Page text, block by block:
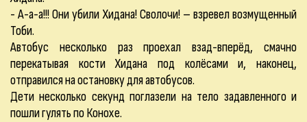
- А-а-а!!! Они убили Хидана! Сволочи! – взревел возмущенный
Тоби.
Автобус несколько раз проехал взад-вперёд, смачно
перекатывая кости Хидана под колёсами и, наконец,
отправился на остановку для автобусов.
Дети несколько секунд поглазели на тело задавленного и
пошли гулять по Конохе.